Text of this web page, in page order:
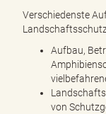
Verschiedenste
Aufbau,
von